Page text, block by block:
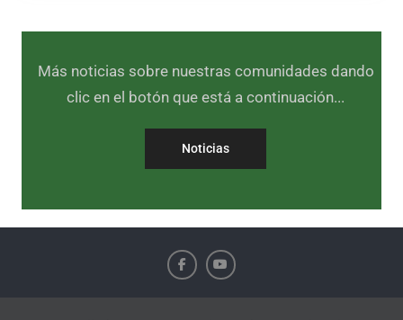
Más noticias sobre nuestras comunidades dando
clic en el botón que está a continuación...
Noticias